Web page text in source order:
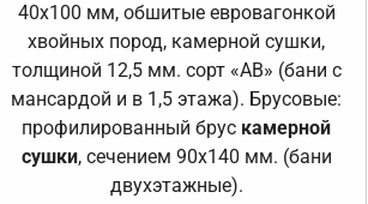
40х100 мм, обшитые евровагонкой
хвойных пород, камерной сушки,
толщиной 12,5 мм. сорт «АВ» (бани с
мансардой и в 1,5 этажа). Брусовые:
профилированный брус камерной
сушки, сечением 90х140 мм. (бани
двухэтажные).